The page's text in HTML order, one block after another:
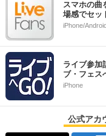
スマホの曲
場感でセッ
iPhone/
ライブ参加
ブ・フェス
iPhone
公式アカ